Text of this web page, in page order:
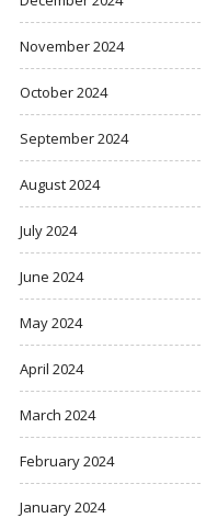
November 2024
October 2024
September 2024
August 2024
July 2024
June 2024
May 2024
April 2024
March 2024
February 2024
January 2024